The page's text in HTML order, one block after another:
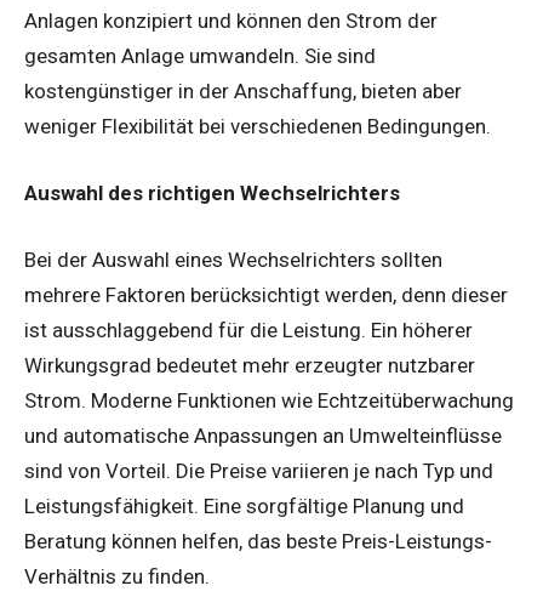
Anlagen konzipiert und können den Strom der
gesamten Anlage umwandeln. Sie sind
kostengünstiger in der Anschaffung, bieten aber
weniger Flexibilität bei verschiedenen Bedingungen.
Auswahl des richtigen Wechselrichters
Bei der Auswahl eines Wechselrichters sollten
mehrere Faktoren berücksichtigt werden, denn dieser
ist ausschlaggebend für die Leistung. Ein höherer
Wirkungsgrad bedeutet mehr erzeugter nutzbarer
Strom. Moderne Funktionen wie Echtzeitüberwachung
und automatische Anpassungen an Umwelteinflüsse
sind von Vorteil. Die Preise variieren je nach Typ und
Leistungsfähigkeit. Eine sorgfältige Planung und
Beratung können helfen, das beste Preis-Leistungs-
Verhältnis zu finden.